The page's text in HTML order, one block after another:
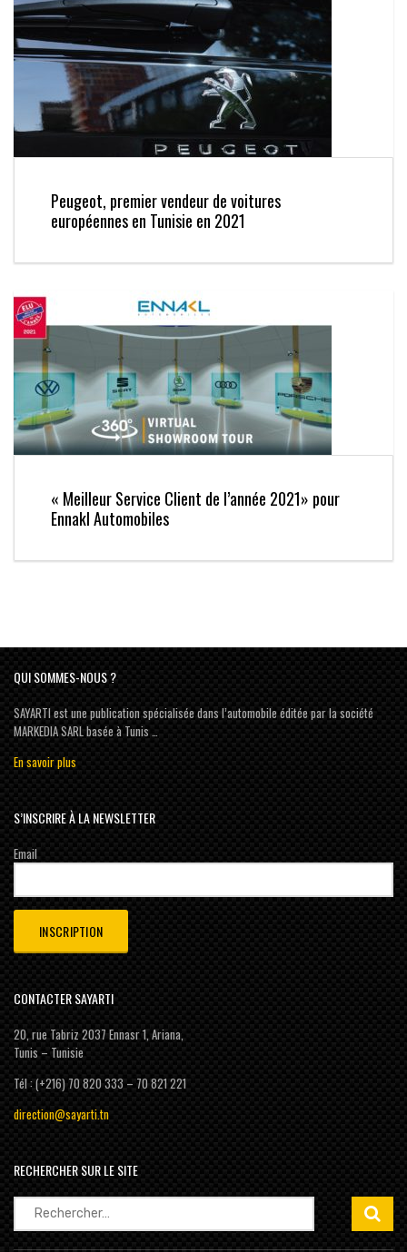
Peugeot, premier vendeur de voitures
européennes en Tunisie en 2021
« Meilleur Service Client de l’année 2021» pour
Ennakl Automobiles
QUI SOMMES-NOUS ?
SAYARTI est une publication spécialisée dans l’automobile éditée par la société
MARKEDIA SARL basée à Tunis …
En savoir plus
S’INSCRIRE À LA NEWSLETTER
Email
CONTACTER SAYARTI
20, rue Tabriz 2037 Ennasr 1, Ariana,
Tunis – Tunisie
Tél : (+216) 70 820 333 – 70 821 221
direction@sayarti.tn
RECHERCHER SUR LE SITE
Rechercher :